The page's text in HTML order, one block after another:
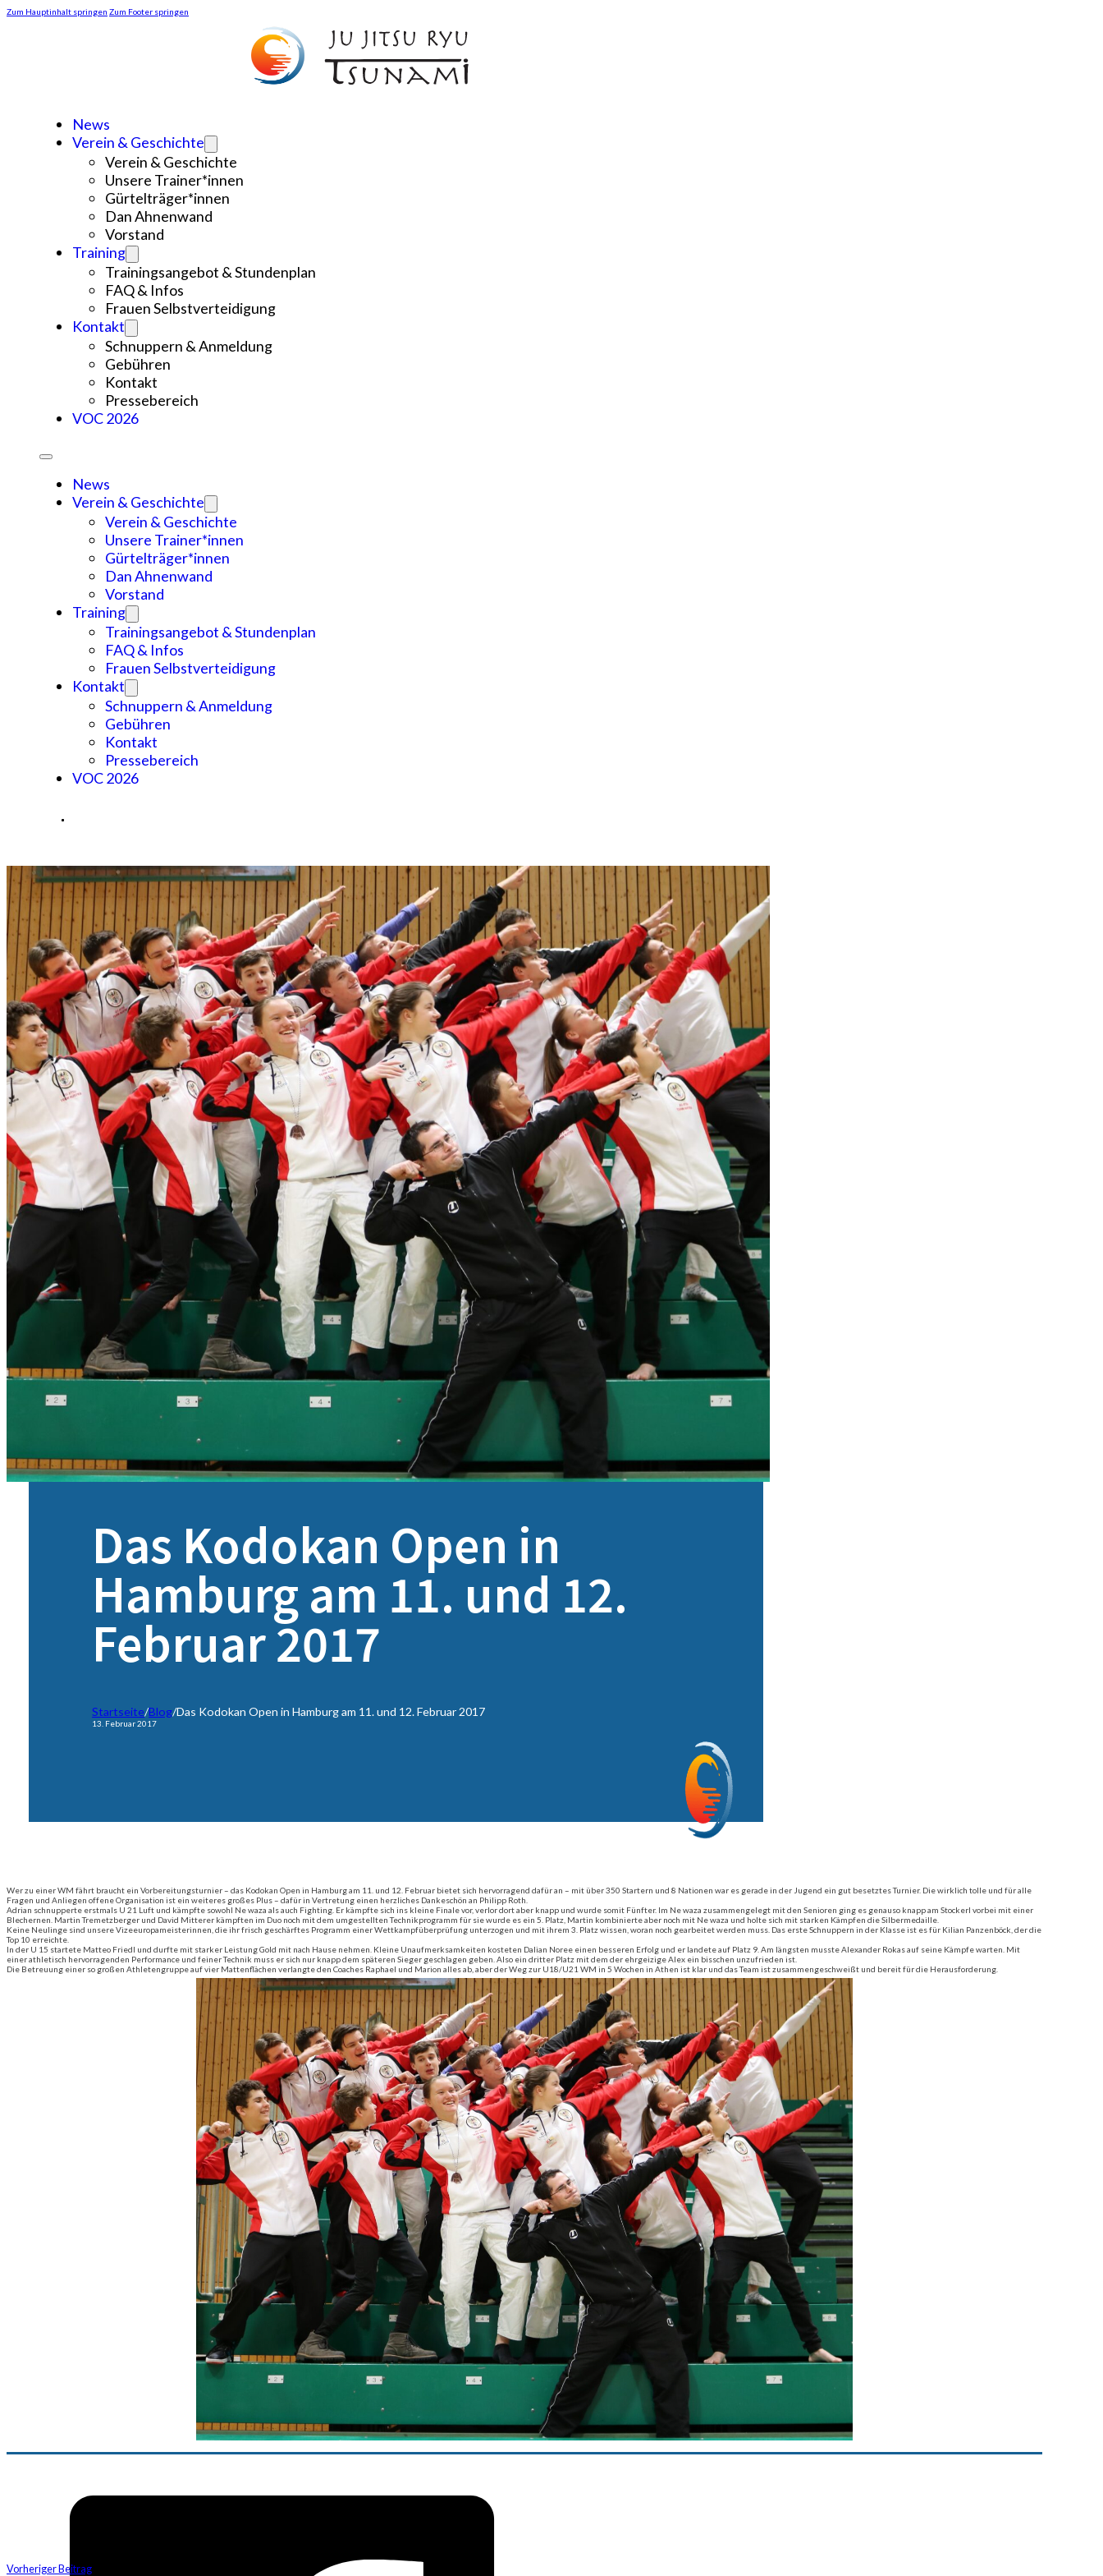
Zum Hauptinhalt springen Zum Footer springen
News
Verein & Geschichte
Verein & Geschichte
Unsere Trainer*innen
Gürtelträger*innen
Dan Ahnenwand
Vorstand
Training
Trainingsangebot & Stundenplan
FAQ & Infos
Frauen Selbstverteidigung
Kontakt
Schnuppern & Anmeldung
Gebühren
Kontakt
Pressebereich
VOC 2026
News
Verein & Geschichte
Verein & Geschichte
Unsere Trainer*innen
Gürtelträger*innen
Dan Ahnenwand
Vorstand
Training
Trainingsangebot & Stundenplan
FAQ & Infos
Frauen Selbstverteidigung
Kontakt
Schnuppern & Anmeldung
Gebühren
Kontakt
Pressebereich
VOC 2026
Das Kodokan Open in
Hamburg am 11. und 12.
Februar 2017
Startseite/Blog/Das Kodokan Open in Hamburg am 11. und 12. Februar 2017
13. Februar 2017
Wer zu einer WM fährt braucht ein Vorbereitungsturnier – das Kodokan Open in Hamburg am 11. und 12. Februar bietet sich hervorragend dafür an – mit über 350 Startern und 8 Nationen war es gerade in der Jugend ein gut besetztes Turnier. Die wirklich tolle und für alle
Fragen und Anliegen offene Organisation ist ein weiteres großes Plus – dafür in Vertretung einen herzliches Dankeschön an Philipp Roth.
Adrian schnupperte erstmals U 21 Luft und kämpfte sowohl Ne waza als auch Fighting. Er kämpfte sich ins kleine Finale vor, verlor dort aber knapp und wurde somit Fünfter. Im Ne waza zusammengelegt mit den Senioren ging es genauso knapp am Stockerl vorbei mit einer
Blechernen. Martin Tremetzberger und David Mitterer kämpften im Duo noch mit dem umgestellten Technikprogramm für sie wurde es ein 5. Platz, Martin kombinierte aber noch mit Ne waza und holte sich mit starken Kämpfen die Silbermedaille.
Keine Neulinge sind unsere Vizeeuropameisterinnen, die ihr frisch geschärftes Programm einer Wettkampfüberprüfung unterzogen und mit ihrem 3. Platz wissen, woran noch gearbeitet werden muss. Das erste Schnuppern in der Klasse ist es für Kilian Panzenböck, der die
Top 10 erreichte.
In der U 15 startete Matteo Friedl und durfte mit starker Leistung Gold mit nach Hause nehmen. Kleine Unaufmerksamkeiten kosteten Dalian Noree einen besseren Erfolg und er landete auf Platz 9. Am längsten musste Alexander Rokas auf seine Kämpfe warten. Mit
einer athletisch hervorragenden Performance und feiner Technik muss er sich nur knapp dem späteren Sieger geschlagen geben. Also ein dritter Platz mit dem der ehrgeizige Alex ein bisschen unzufrieden ist.
Die Betreuung einer so großen Athletengruppe auf vier Mattenflächen verlangte den Coaches Raphael und Marion alles ab, aber der Weg zur U18/U21 WM in 5 Wochen in Athen ist klar und das Team ist zusammengeschweißt und bereit für die Herausforderung.
Vorheriger Beitrag